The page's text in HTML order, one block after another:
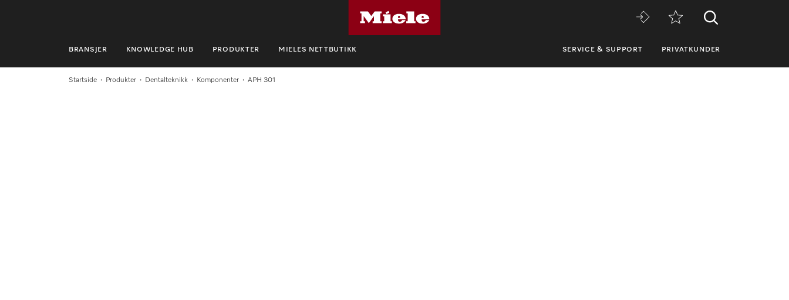
BRANSJER KNOWLEDGE HUB PRODUKTER MIELES NETTBUTIKK SERVICE & SUPPORT PRIVATKUNDER
BRANSJER
Startside Produkter Dentalteknikk Komponenter APH 301